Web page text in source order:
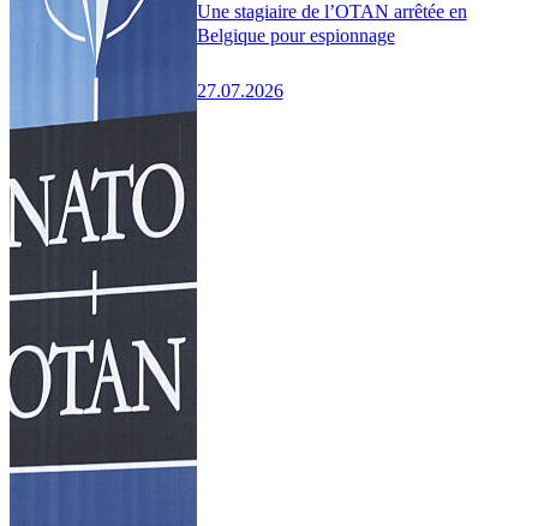
Une stagiaire de l’OTAN arrêtée en
Belgique pour espionnage
27.07.2026